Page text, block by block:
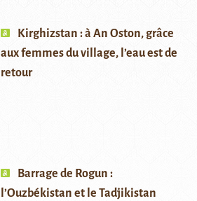
Kirghizstan : à An Oston, grâce
aux femmes du village, l’eau est de
retour
Barrage de Rogun :
l’Ouzbékistan et le Tadjikistan